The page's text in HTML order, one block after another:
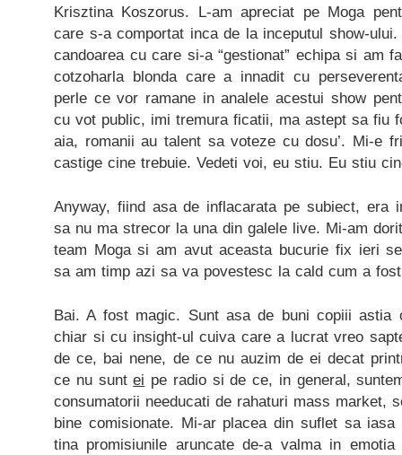
Krisztina Koszorus. L-am apreciat pe Moga
care s-a comportat inca de la inceputul show-
candoarea cu care si-a “gestionat” echipa si am
cotzoharla blonda care a innadit cu
perle ce vor ramane in analele acestui show
cu vot public, imi tremura ficatii, ma astept sa fiu
aia, romanii au talent sa voteze cu dosu’. Mi-e
castige cine trebuie. Vedeti voi, eu stiu. Eu stiu
Anyway, fiind asa de inflacarata pe subiect, era
sa nu ma strecor la una din galele live. Mi-am
team Moga si am avut aceasta bucurie fix ieri
sa am timp azi sa va povestesc la cald cum a
Bai. A fost magic. Sunt asa de buni copiii
chiar si cu insight-ul cuiva care a lucrat vreo
de ce, bai nene, de ce nu auzim de ei decat
ce nu suntei pe radio si de ce, in general,
consumatorii needucati de rahaturi mass market,
bine comisionate. Mi-ar placea din suflet sa
tina promisiunile aruncate de-a valma in emotia